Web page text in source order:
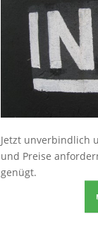
Jetzt unverbindlich
und Preise
genügt.